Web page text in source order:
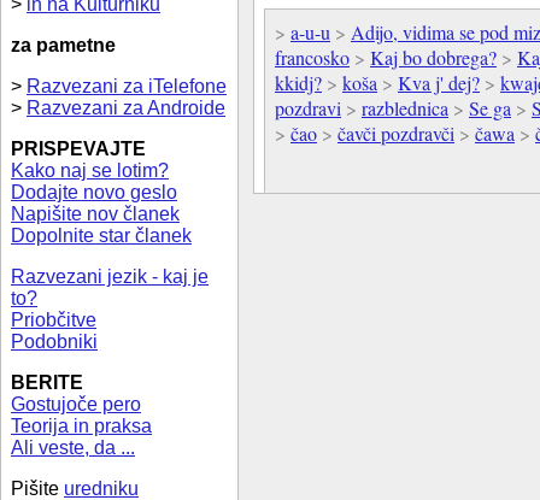
> in na Kulturniku
za pametne
> Razvezani za iTelefone
> Razvezani za Androide
PRISPEVAJTE
Kako naj se lotim?
Dodajte novo geslo
Napišite nov članek
Dopolnite star članek
Razvezani jezik - kaj je
to?
Priobčitve
Podobniki
BERITE
Gostujoče pero
Teorija in praksa
Ali veste, da ...
Pišite uredniku
> a-u-u > Adijo, vidima se pod
francosko > Kaj bo dobrega? >
kkidj? > koša > Kva j' dej? >
pozdravi > razblednica > Se ga >
> čao > čavči pozdravči > čawa >